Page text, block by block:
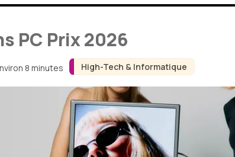
High-Tech & Informatique
PC Prix 2026
8 minutes